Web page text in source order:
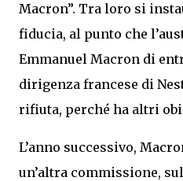
Macron”. Tra loro si
fiducia, al punto che
Emmanuel Macron di
dirigenza francese di
rifiuta, perché ha altri
L’anno successivo,
un’altra commissione,